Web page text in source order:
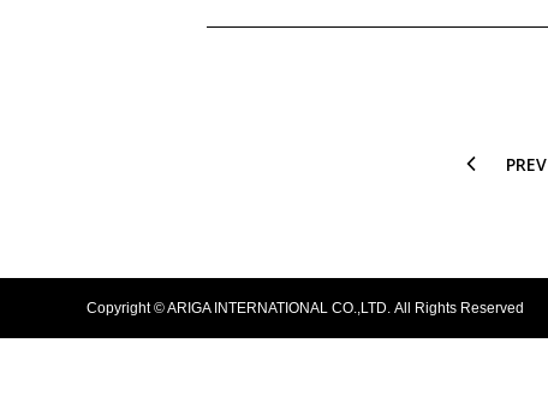
PREV
Copyright © ARIGA INTERNATIONAL CO.,LTD. All Rights Reserved